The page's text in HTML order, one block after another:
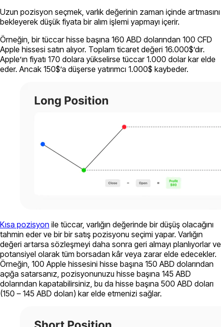
Uzun pozisyon seçmek, varlık değerinin zaman içinde artmasını
bekleyerek düşük fiyata bir alım işlemi yapmayı içerir.
Örneğin, bir tüccar hisse başına 160 ABD dolarından 100 CFD
Apple hissesi satın alıyor. Toplam ticaret değeri 16.000$’dır.
Apple’ın fiyatı 170 dolara yükselirse tüccar 1.000 dolar kar elde
eder. Ancak 150$’a düşerse yatırımcı 1.000$ kaybeder.
Kısa pozisyon ile tüccar, varlığın değerinde bir düşüş olacağını
tahmin eder ve bir bir satış pozisyonu seçimi yapar. Varlığın
değeri artarsa sözleşmeyi daha sonra geri almayı planlıyorlar ve
potansiyel olarak tüm borsadan kâr veya zarar elde edecekler.
Örneğin, 100 Apple hissesini hisse başına 150 ABD dolarından
açığa satarsanız, pozisyonunuzu hisse başına 145 ABD
dolarından kapatabilirsiniz, bu da hisse başına 500 ABD doları
(150 – 145 ABD doları) kar elde etmenizi sağlar.